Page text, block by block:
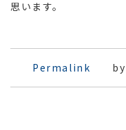
思います。
Permalink